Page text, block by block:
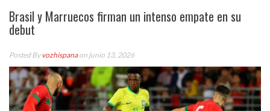
Brasil y Marruecos firman un intenso empate en su
debut
Posted Byvozhispanaon junio 13, 2026